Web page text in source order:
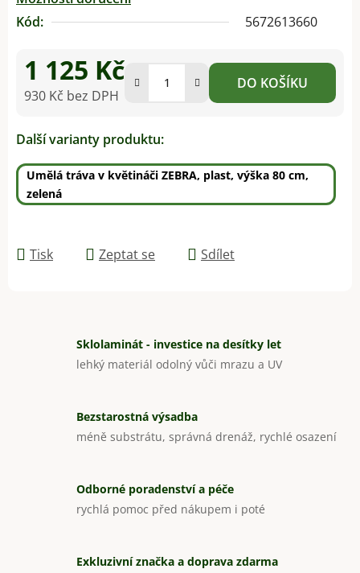
Kód:
5672613660
1 125 Kč
930 Kč bez DPH
DO KOŠÍKU
Další varianty produktu:
Umělá tráva v květináči ZEBRA, plast, výška 80 cm,
zelená
Tisk Zeptat se Sdílet
Sklolaminát - investice na desítky let
lehký materiál odolný vůči mrazu a UV
Bezstarostná výsadba
méně substrátu, správná drenáž, rychlé osazení
Odborné poradenství a péče
rychlá pomoc před nákupem i poté
Exkluzivní značka a doprava zdarma